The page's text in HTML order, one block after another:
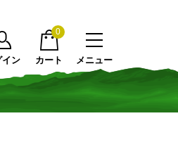
メニュー
イン カート
0